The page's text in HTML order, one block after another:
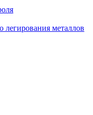
легирования металлов